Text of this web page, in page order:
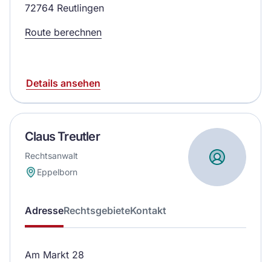
72764 Reutlingen
Route berechnen
Details ansehen
Claus Treutler
Rechtsanwalt
Eppelborn
AdresseRechtsgebieteKontakt
Am Markt 28